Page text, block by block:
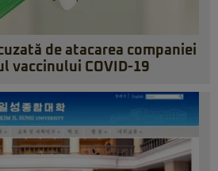
de atacarea companiei
vaccinului COVID-19